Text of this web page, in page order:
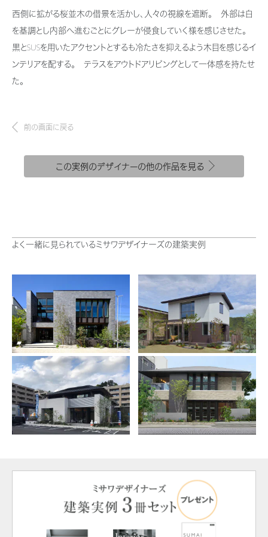
これから住まいをご検討の方
多彩な動画やこだわりが詰まった建築実例、注目の最新情報など、住まい
づくりを楽しく学べるデジタルラウンジです。
ホームラウンジ リフォーム
ちづくりを実現していきます。
ミサワゼネラルソリューション
ームからの大切なお知らせなど配信しています。
ミサワオーナーズクラブ
中途採用
障がい者採用
西側に拡がる桜並木の借景を活かし、人々の視線を遮断。 外部は白
を基調とし内部へ進むごとにグレーが侵食していく様を感じさせた。
黒とSUSを用いたアクセントとするも冷たさを抑えるよう木目を感じるイ
ンテリアを配する。 テラスをアウトドアリビングとして一体感を持たせ
た。
前の画面に戻る
この実例のデザイナーの他の作品を見る
よく一緒に見られているミサワデザイナーズの建築実例